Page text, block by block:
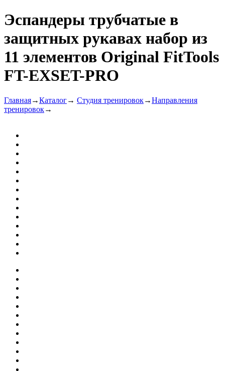
Эспандеры трубчатые в
защитных рукавах набор из
11 элементов Original FitTools
FT-EXSET-PRO
Главная→Каталог→ Студия тренировок→Направления
тренировок→